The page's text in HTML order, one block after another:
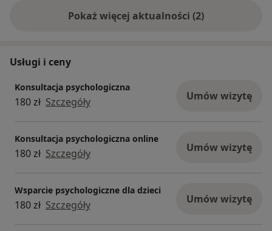
Pokaż więcej aktualności (2)
Usługi i ceny
Konsultacja psychologiczna
180 zł Szczegóły Umów wizytę
Konsultacja psychologiczna online
180 zł Szczegóły Umów wizytę
Wsparcie psychologiczne dla dzieci
180 zł Szczegóły Umów wizytę